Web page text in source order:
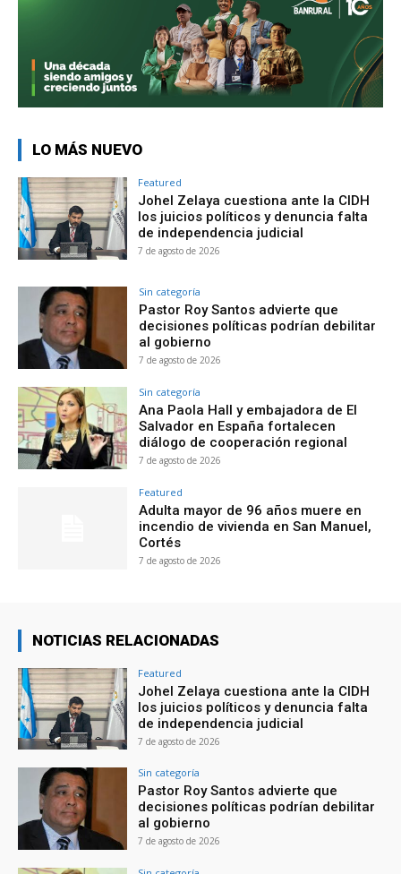
LO MÁS NUEVO
Featured
Johel Zelaya cuestiona ante la CIDH
los juicios políticos y denuncia falta
de independencia judicial
7 de agosto de 2026
Sin categoría
Pastor Roy Santos advierte que
decisiones políticas podrían debilitar
al gobierno
7 de agosto de 2026
Sin categoría
Ana Paola Hall y embajadora de El
Salvador en España fortalecen
diálogo de cooperación regional
7 de agosto de 2026
Featured
Adulta mayor de 96 años muere en
incendio de vivienda en San Manuel,
Cortés
7 de agosto de 2026
NOTICIAS RELACIONADAS
Featured
Johel Zelaya cuestiona ante la CIDH
los juicios políticos y denuncia falta
de independencia judicial
7 de agosto de 2026
Sin categoría
Pastor Roy Santos advierte que
decisiones políticas podrían debilitar
al gobierno
7 de agosto de 2026